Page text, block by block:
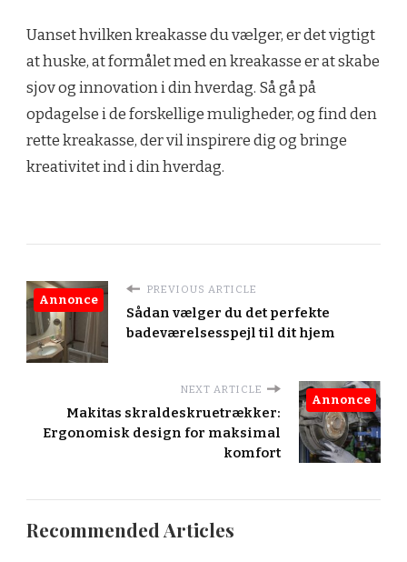
Uanset hvilken kreakasse du vælger, er det vigtigt
at huske, at formålet med en kreakasse er at skabe
sjov og innovation i din hverdag. Så gå på
opdagelse i de forskellige muligheder, og find den
rette kreakasse, der vil inspirere dig og bringe
kreativitet ind i din hverdag.
PREVIOUS ARTICLE
Sådan vælger du det perfekte
badeværelsesspejl til dit hjem
Annonce
NEXT ARTICLE
Makitas skraldeskruetrækker:
Ergonomisk design for maksimal
komfort
Annonce
Recommended Articles